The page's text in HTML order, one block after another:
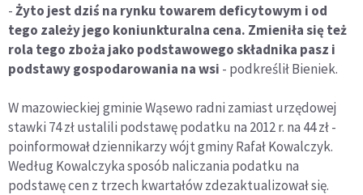
-Żyto jest dziś na rynku towarem deficytowym i od
tego zależy jego koniunkturalna cena. Zmieniła się też
rola tego zboża jako podstawowego składnika pasz i
podstawy gospodarowania na wsi - podkreślił Bieniek.
W mazowieckiej gminie Wąsewo radni zamiast urzędowej
stawki 74 zł ustalili podstawę podatku na 2012 r. na 44 zł -
poinformował dziennikarzy wójt gminy Rafał Kowalczyk.
Według Kowalczyka sposób naliczania podatku na
podstawę cen z trzech kwartałów zdezaktualizował się.